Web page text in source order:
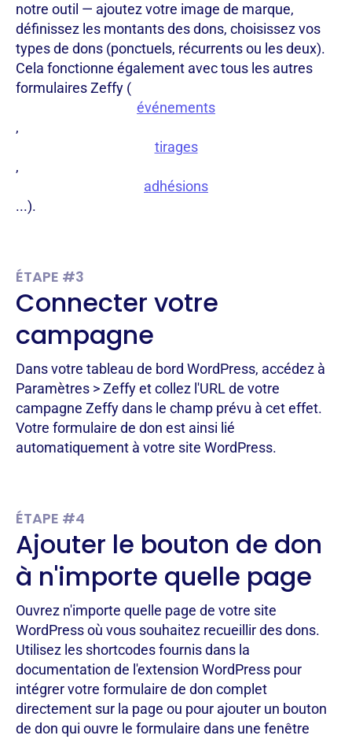
notre outil — ajoutez votre image de marque,
définissez les montants des dons, choisissez vos
types de dons (ponctuels, récurrents ou les deux).
Cela fonctionne également avec tous les autres
formulaires Zeffy (
événements
,
tirages
,
adhésions
...).
ÉTAPE #3
Connecter votre
campagne
Dans votre tableau de bord WordPress, accédez à
Paramètres > Zeffy et collez l'URL de votre
campagne Zeffy dans le champ prévu à cet effet.
Votre formulaire de don est ainsi lié
automatiquement à votre site WordPress.
ÉTAPE #4
Ajouter le bouton de don
à n'importe quelle page
Ouvrez n'importe quelle page de votre site
WordPress où vous souhaitez recueillir des dons.
Utilisez les shortcodes fournis dans la
documentation de l'extension WordPress pour
intégrer votre formulaire de don complet
directement sur la page ou pour ajouter un bouton
de don qui ouvre le formulaire dans une fenêtre